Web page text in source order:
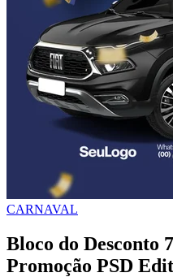
CARNAVAL
Bloco do Desconto
Promoção PSD